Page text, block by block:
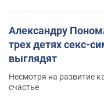
Александру
трех детях секс-
выглядят
Несмотря на развитие
счастье